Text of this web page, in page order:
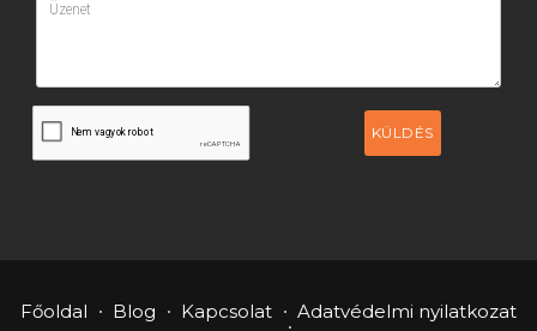
KÜLDÉS
Főoldal Blog Kapcsolat
Adatvédelmi nyilatkozat